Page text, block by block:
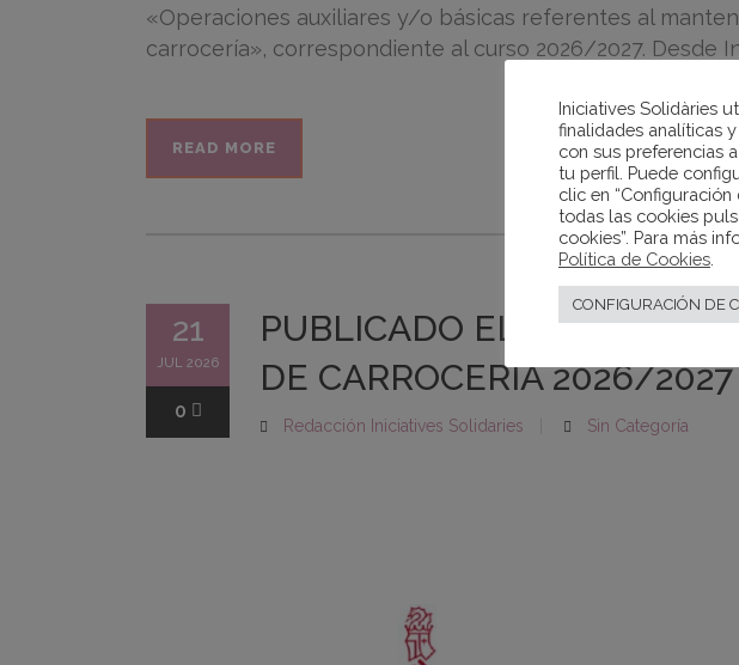
«Operaciones auxiliares y/o básicas referentes al
carrocería», correspondiente al curso 2026/2027. Desde
READ MORE
21
JUL 2026
0
PUBLICADO EL LISTADO
DE CARROCERÍA 2026/2027
Redacción Iniciatives Solidaries Sin Categoría
Iniciatives Solidàries
finalidades analíticas
con sus preferencias
tu perfil. Puede
clic en
todas las cookies
cookies”. Para más
Política de Cookies
CONFIGURACIÓN DE